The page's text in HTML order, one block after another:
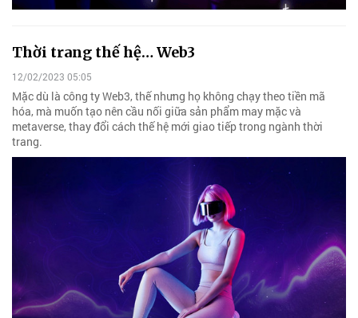
Thời trang thế hệ… Web3
12/02/2023 05:05
Mặc dù là công ty Web3, thế nhưng họ không chạy theo tiền mã
hóa, mà muốn tạo nên cầu nối giữa sản phẩm may mặc và
metaverse, thay đổi cách thế hệ mới giao tiếp trong ngành thời
trang.